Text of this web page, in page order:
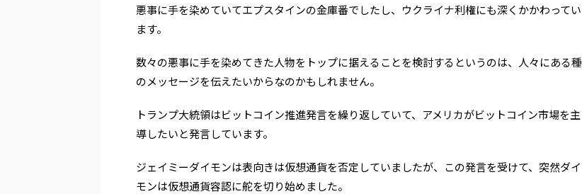
悪事に手を染めていてエプスタインの金庫番でしたし、ウクライナ利権にも深くかかわってい
ます。
数々の悪事に手を染めてきた人物をトップに据えることを検討するというのは、人々にある種
のメッセージを伝えたいからなのかもしれません。
トランプ大統領はビットコイン推進発言を繰り返していて、アメリカがビットコイン市場を主
導したいと発言しています。
ジェイミーダイモンは表向きは仮想通貨を否定していましたが、この発言を受けて、突然ダイ
モンは仮想通貨容認に舵を切り始めました。